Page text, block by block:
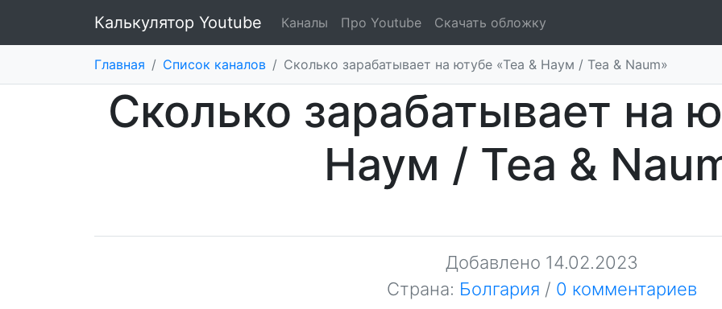
Калькулятор Youtube Каналы Про Youtube Скачать обложку
Главная / Список каналов / Cколько зарабатывает на ютубе «Теа & Наум / Tea & Naum»
Cколько зарабатывает на
Наум / Tea &
Добавлено 14.02.2023
Страна: Болгария / 0 комментариев